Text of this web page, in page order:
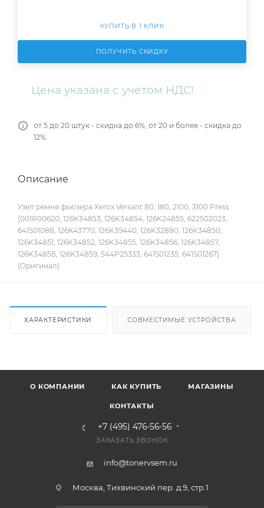
КУПИТЬ В 1 КЛИК
ПОЛУЧИТЬ СКИДКУ
Цена указана с учетом НДС!
от 5 до 20 штук - скидка до 6%, от 20 и более - скидка до
12%
Описание
Узел ремня фьюзера Xerox Versant 80, 180, 2100, 3100 Press
(001R00620, 126K34853, 126K34854, 126K24855, 622S02023,
641S01088, 126K43770, 126K39440, 126K32880, 126K34850,
126K34851, 126K34852, 126K34855, 126K34856, 126K34857,
126K34858, 126K34859, 544P25333, 641S01235, 641S01267)
(Оригинал)
ХАРАКТЕРИСТИКИ СОВМЕСТИМЫЕ УСТРОЙСТВА
О КОМПАНИИ КАК КУПИТЬ МАГАЗИНЫ
КОНТАКТЫ
+7 (495) 476-56-56
ЗАКАЗАТЬ ЗВОНОК
info@tonervsem.ru
Москва, Тихвинский пер. д.9, стр.1